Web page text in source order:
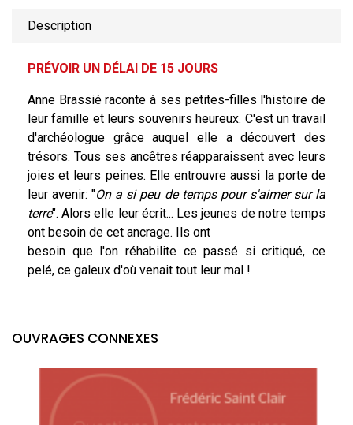
Description
PRÉVOIR UN DÉLAI DE 15 JOURS
Anne Brassié raconte à ses petites-filles l'histoire de
leur famille et leurs souvenirs heureux. C'est un travail
d'archéologue grâce auquel elle a découvert des
trésors. Tous ses ancêtres réapparaissent avec leurs
joies et leurs peines. Elle entrouvre aussi la porte de
leur avenir: "On a si peu de temps pour s'aimer sur la
terre". Alors elle leur écrit... Les jeunes de notre temps
ont besoin de cet ancrage. Ils ont
besoin que l'on réhabilite ce passé si critiqué, ce
pelé, ce galeux d'où venait tout leur mal !
OUVRAGES CONNEXES